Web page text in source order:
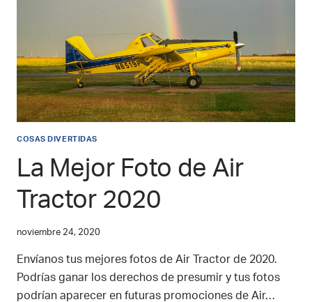
COSAS DIVERTIDAS
La Mejor Foto de Air
Tractor 2020
noviembre 24, 2020
Envíanos tus mejores fotos de Air Tractor de 2020.
Podrías ganar los derechos de presumir y tus fotos
podrían aparecer en futuras promociones de Air…